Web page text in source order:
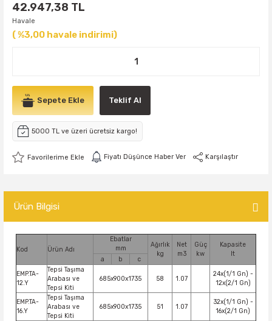
42.947,38 TL
Havale
( %3,00 havale indirimi)
Sepete Ekle Teklif Al
5000 TL ve üzeri ücretsiz kargo!
Fiyatı Düşünce Haber Ver Karşılaştır
Ürün Bilgisi
Kod Ürün Adı
Ebatlar
mm
Ağırlık
kg
Net
m3
Güç
kw
Kapasite
lt
a b
c
EMP.TA-
12.Y
Tepsi Taşıma
Arabası ve
Tepsi Kiti
685x900x1735 58 1.07
24x(1/1 Gn) -
12x(2/1 Gn)
EMP.TA-
16.Y
Tepsi Taşıma
Arabası ve
Tepsi Kiti
685x900x1735 51 1.07
32x(1/1 Gn) -
16x(2/1 Gn)